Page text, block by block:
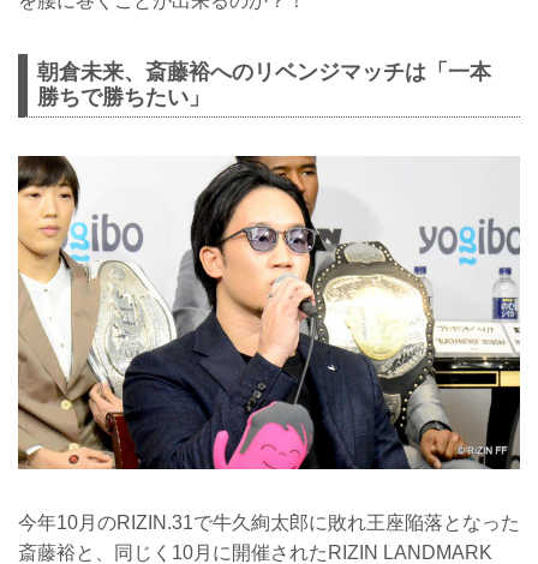
朝倉未来、斎藤裕へのリベンジマッチは「一本
勝ちで勝ちたい」
今年10月のRIZIN.31で牛久絢太郎に敗れ王座陥落となった
斎藤裕と、同じく10月に開催されたRIZIN LANDMARK